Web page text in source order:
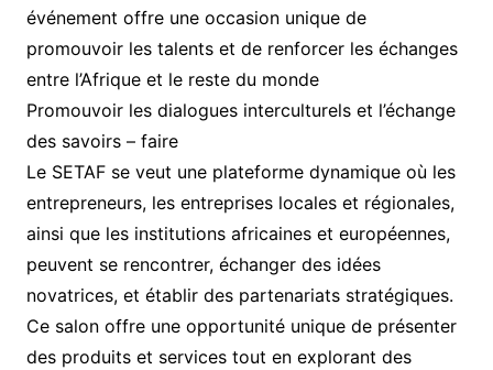
événement offre une occasion unique de
promouvoir les talents et de renforcer les échanges
entre l’Afrique et le reste du monde
Promouvoir les dialogues interculturels et l’échange
des savoirs – faire
Le SETAF se veut une plateforme dynamique où les
entrepreneurs, les entreprises locales et régionales,
ainsi que les institutions africaines et européennes,
peuvent se rencontrer, échanger des idées
novatrices, et établir des partenariats stratégiques.
Ce salon offre une opportunité unique de présenter
des produits et services tout en explorant des